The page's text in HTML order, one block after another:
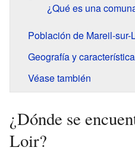
¿Qué es una
Población de Mareil-sur-
Geografía y
Véase también
¿Dónde se
Loir?